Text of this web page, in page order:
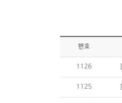
번호
1126
1125